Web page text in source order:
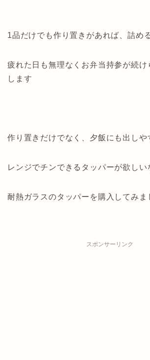
1品だけでも作り置きがあれば、詰め
疲れた日も無理なくお弁当持参が続け
します
作り置きだけでなく、夕飯にも出しや
レンジでチンできるタッパーが欲しい
耐熱ガラスのタッパーを購入してみま
スポンサーリンク